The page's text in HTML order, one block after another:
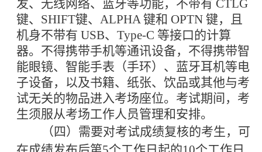
发、无线网络、蓝牙等功能，不带有 CTLG
键、SHIFT键、ALPHA 键和 OPTN 键，且
机身不带有 USB、Type-C 等接口的计算
器。不得携带手机等通讯设备，不得携带智
能眼镜、智能手表（手环）、蓝牙耳机等电
子设备，以及书籍、纸张、饮品或其他与考
试无关的物品进入考场座位。考试期间，考
生须服从考场工作人员管理和安排。
（四）需要对考试成绩复核的考生，可